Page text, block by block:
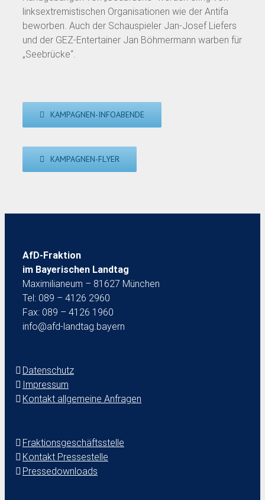
linksextremistischen Organisationen wie der Antifa
beworben. Auch der Schauspieler Jan-Josef Liefers
und der GEZ-Entertainer Jan Böhmermann warben für
„Seebrücke“.
KAMPAGNEN-INFOABENDE
KAMPAGNEN-FLYER
AfD-Fraktion
im Bayerischen Landtag
Maximilianeum – 81627 München
Tel: 089 – 4126 2960
Fax: 089 – 4126 1960
info@afd-landtag.bayern
Datenschutz
Impressum
Kontakt allgemeine Anfragen
Fraktionsgeschäftsstelle
Kontakt Pressestelle
Pressedownloads